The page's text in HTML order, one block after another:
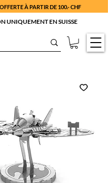
À PARTIR DE 100.- CHF
UNIQUEMENT EN SUISSE